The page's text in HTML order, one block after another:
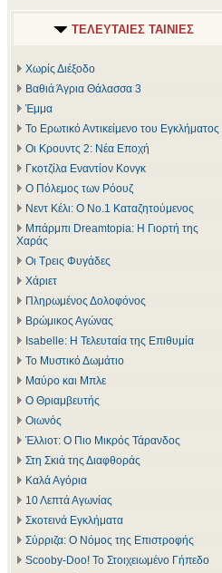
ΤΕΛΕΥΤΑΙΕΣ ΤΑΙΝΙΕΣ
Χωρίς Διέξοδο
Βαθιά Άγρια Θάλασσα 3
Έμμα
Το Ερωτικό Αντικείμενο του Εγκλήματος
Οι Κρουντς 2: Νέα Εποχή
Γκοτζίλα Εναντίον Κονγκ
Ο Πόλεμος των Ρόουζ
Νεντ Κέλι: Ο Νο.1 Καταζητούμενος
Μπάρμπι Dreamtopia: Η Γιορτή της
Χαράς
Οι Τρεις Φυγάδες
Χάριετ
Πληρωμένος Δολοφόνος
Βρώμικος Αγώνας
Isabelle: Η Τελευταία της Επιθυμία
Το Μυστικό Δωμάτιο
Μαύρο και Μπλε
Ο Θριαμβευτής
Οιωνός
Έλλιοτ: Ο Πιο Μικρός Τάρανδος
Στη Σκιά της Διαφθοράς
Καλά Αγόρια
10 Λεπτά Αγωνίας
Σκοτεινά Εγκλήματα
Σύρριζα: Ο Νόμος της Επιστροφής
Scooby-Doo! Το Στοιχειωμένο Γήπεδο